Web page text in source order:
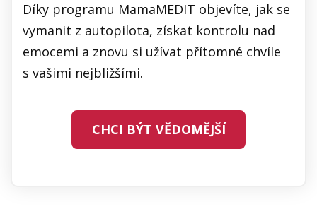
Díky programu MamaMEDIT objevíte, jak se
vymanit z autopilota, získat kontrolu nad
emocemi a znovu si užívat přítomné chvíle
s vašimi nejbližšími.
CHCI BÝT VĚDOMĚJŠÍ